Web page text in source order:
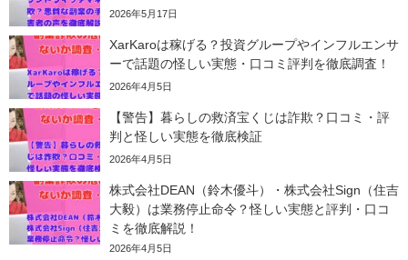
2026年5月17日
XarKaroは稼げる？投資グループやインフルエンサ
ーで話題の怪しい実態・口コミ評判を徹底調査！
2026年4月5日
【警告】暮らしの救済宝くじは詐欺？口コミ・評
判と怪しい実態を徹底検証
2026年4月5日
株式会社DEAN（鈴木優斗）・株式会社Sign（住吉
大毅）は業務停止命令？怪しい実態と評判・口コ
ミを徹底解説！
2026年4月5日